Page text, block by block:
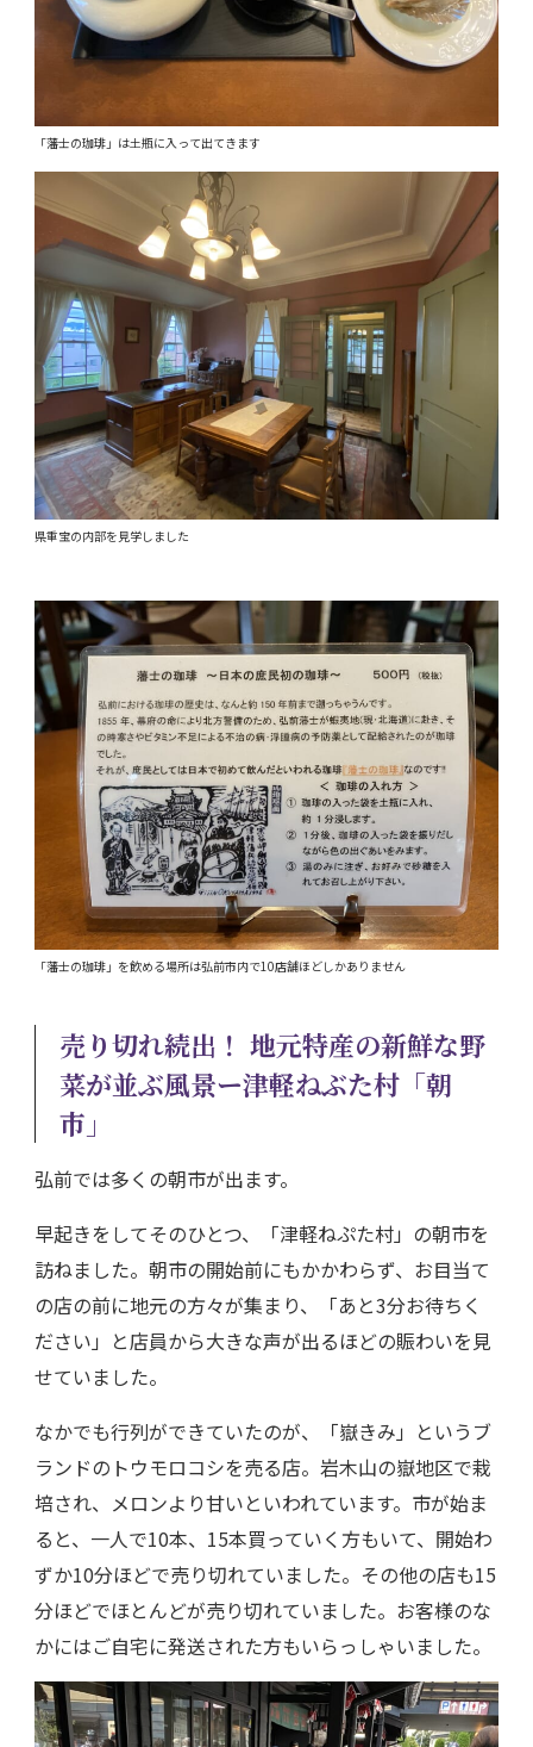
「藩士の珈琲」は土瓶に入って出てきます
県重宝の内部を見学しました
「藩士の珈琲」を飲める場所は弘前市内で10店舗ほどしかありません
売り切れ続出！ 地元特産の新鮮な野
菜が並ぶ風景ー津軽ねぶた村「朝
市」
弘前では多くの朝市が出ます。
早起きをしてそのひとつ、「津軽ねぷた村」の朝市を
訪ねました。朝市の開始前にもかかわらず、お目当て
の店の前に地元の方々が集まり、「あと3分お待ちく
ださい」と店員から大きな声が出るほどの賑わいを見
せていました。
なかでも行列ができていたのが、「嶽きみ」というブ
ランドのトウモロコシを売る店。岩木山の嶽地区で栽
培され、メロンより甘いといわれています。市が始ま
ると、一人で10本、15本買っていく方もいて、開始わ
ずか10分ほどで売り切れていました。その他の店も15
分ほどでほとんどが売り切れていました。お客様のな
かにはご自宅に発送された方もいらっしゃいました。